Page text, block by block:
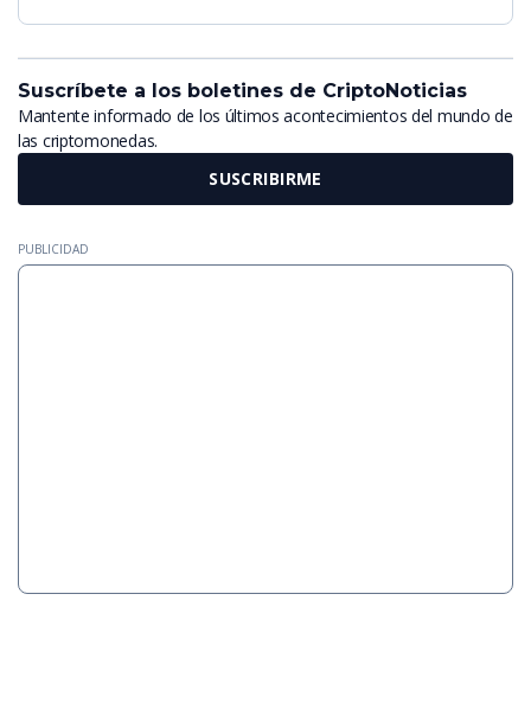
Suscríbete a los boletines de CriptoNoticias
Mantente informado de los últimos acontecimientos del mundo de
las criptomonedas.
SUSCRIBIRME
PUBLICIDAD